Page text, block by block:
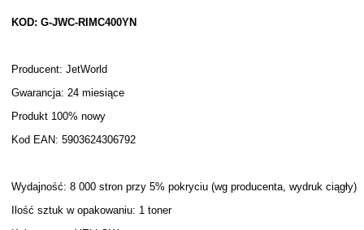
KOD: G-JWC-RIMC400YN
Producent: JetWorld
Gwarancja: 24 miesiące
Produkt 100% nowy
Kod EAN: 5903624306792
Wydajność: 8 000 stron przy 5% pokryciu (wg producenta, wydruk ciągły)
Ilość sztuk w opakowaniu: 1 toner